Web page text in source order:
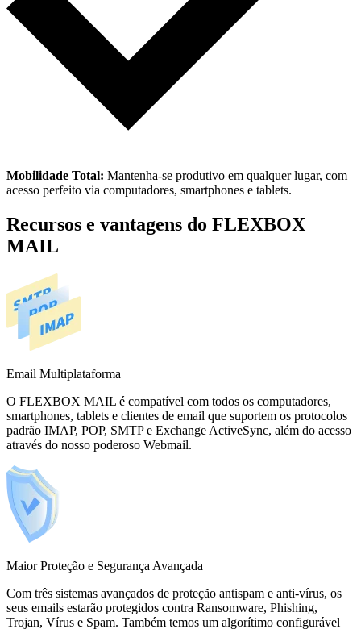
Mobilidade Total: Mantenha-se produtivo em qualquer lugar, com
acesso perfeito via computadores, smartphones e tablets.
Recursos e vantagens do FLEXBOX
MAIL
Email Multiplataforma
O FLEXBOX MAIL é compatível com todos os computadores,
smartphones, tablets e clientes de email que suportem os protocolos
padrão IMAP, POP, SMTP e Exchange ActiveSync, além do acesso
através do nosso poderoso Webmail.
Maior Proteção e Segurança Avançada
Com três sistemas avançados de proteção antispam e anti-vírus, os
seus emails estarão protegidos contra Ransomware, Phishing,
Trojan, Vírus e Spam. Também temos um algorítimo configurável